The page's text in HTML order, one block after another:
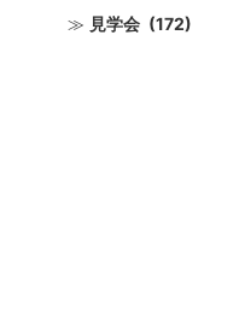
見学会 (172)